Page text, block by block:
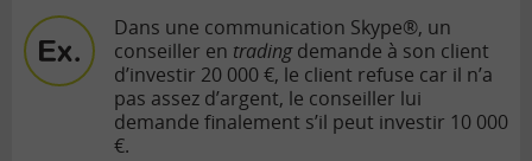
Dans une communication Skype®, un
conseiller en tradingdemande à son client
d’investir 20 000 €, le client refuse car il n’a
pas assez d’argent, le conseiller lui
demande finalement s’il peut investir 10 000
€.